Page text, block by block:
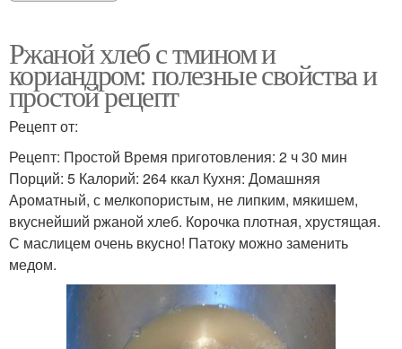
Ржаной хлеб с тмином и
кориандром: полезные свойства и
простой рецепт
Рецепт от:
Рецепт: Простой Время приготовления: 2 ч 30 мин
Порций: 5 Калорий: 264 ккал Кухня: Домашняя
Ароматный, с мелкопористым, не липким, мякишем,
вкуснейший ржаной хлеб. Корочка плотная, хрустящая.
С маслицем очень вкусно! Патоку можно заменить
медом.